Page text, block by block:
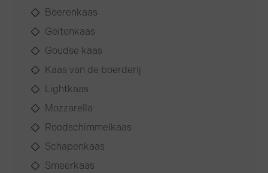
Boerenkaas
Geitenkaas
Goudse kaas
Kaas van de boerderij
Lightkaas
Mozzarella
Roodschimmelkaas
Schapenkaas
Smeerkaas